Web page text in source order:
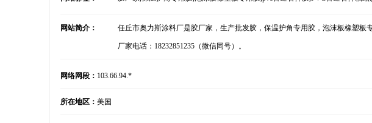
网站简介： 任丘市奥力斯涂料厂是胶厂家，生产批发胶，保温护角专用胶，泡沫板橡塑板
厂家电话：18232851235（微信同号）。
网络网段： 103.66.94.*
所在地区： 美国